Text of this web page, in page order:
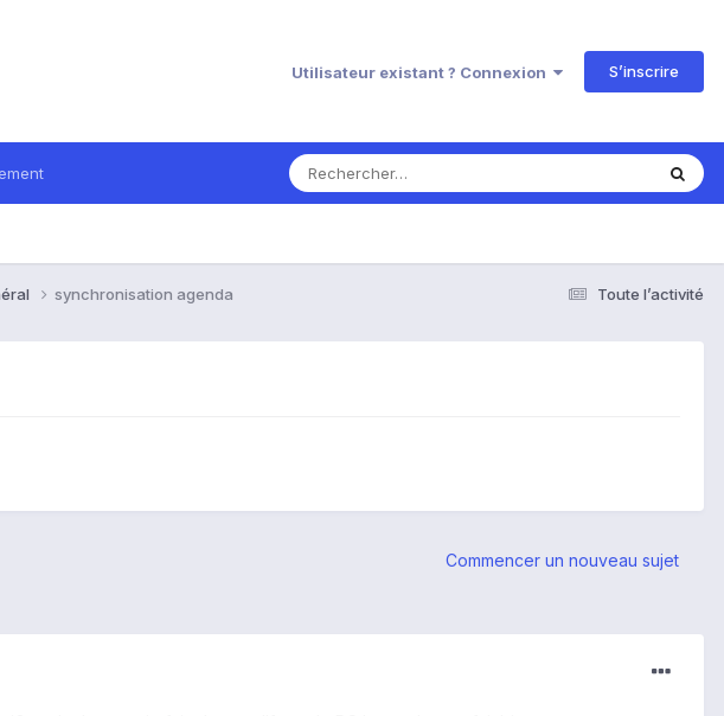
Utilisateur existant ? Connexion S’inscrire
Toute l’activité
synchronisation agenda
Commencer un nouveau sujet